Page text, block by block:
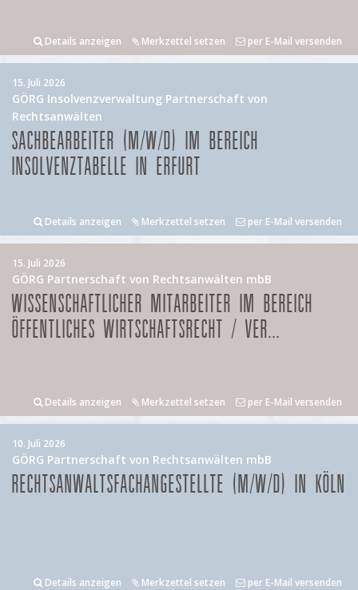
Details anzeigen Merkzettel setzen per E-Mail versenden
15. Juli 2026
GÖRG Insolvenzverwaltung Partnerschaft von
Rechtsanwälten
SACHBEARBEITER (M/W/D) IM BEREICH
INSOLVENZTABELLE IN ERFURT
Details anzeigen Merkzettel setzen per E-Mail versenden
15. Juli 2026
GÖRG Partnerschaft von Rechtsanwälten mbB
WISSENSCHAFTLICHER MITARBEITER IM BEREICH
ÖFFENTLICHES WIRTSCHAFTSRECHT / VER...
Details anzeigen Merkzettel setzen per E-Mail versenden
10. Juli 2026
GÖRG Partnerschaft von Rechtsanwälten mbB
RECHTSANWALTSFACHANGESTELLTE (M/W/D) IN KÖLN
Details anzeigen Merkzettel setzen per E-Mail versenden